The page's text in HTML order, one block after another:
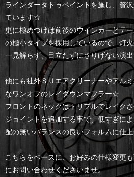
ラインダータトゥペイントを施し、贅
ています☆
更に極めつけは前後のウインカーとテ
の極小タイプを採用しているので、灯
一見解らず、目立たずにさりげない演出
他にも社外ＳＵエアクリーナーやアル
なワンオフのレイダウンマフラー☆
フロントのネックはトリプルでレイク
ジョイントを追加する事で、低すぎに
配の無いバランスの良いフォルムに仕
こちらをベースに、お好みの仕様変更
にお問い合わせくださいませ。